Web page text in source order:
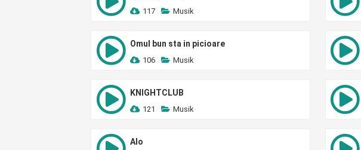
117 Musik
Omul bun sta in picioare
106 Musik
KNIGHTCLUB
121 Musik
Alo